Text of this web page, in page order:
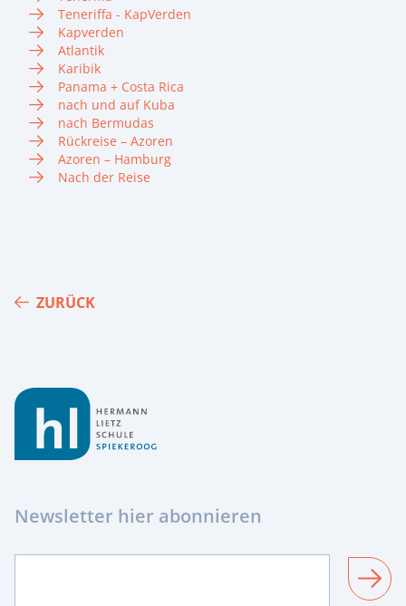
Teneriffa - KapVerden
Kapverden
Atlantik
Karibik
Panama + Costa Rica
nach und auf Kuba
nach Bermudas
Rückreise – Azoren
Azoren – Hamburg
Nach der Reise
ZURÜCK
Newsletter hier abonnieren
SENDEN